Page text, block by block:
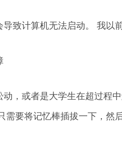
致计算机无法启动。 我以
动，或者是大学生在超过程
需要将记忆棒插拔一下，然